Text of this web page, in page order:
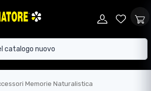
Memorie Naturalistica